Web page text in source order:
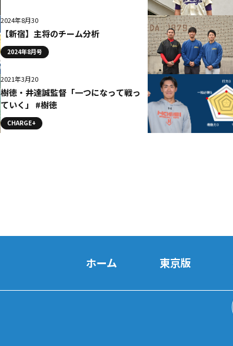
2024年8月30
【新宿】主将のチーム分析
2024年8月号
2021年3月20
樹徳・井達誠監督「一つになって戦っ
ていく」 #樹徳
CHARGE+
ホーム 東京版